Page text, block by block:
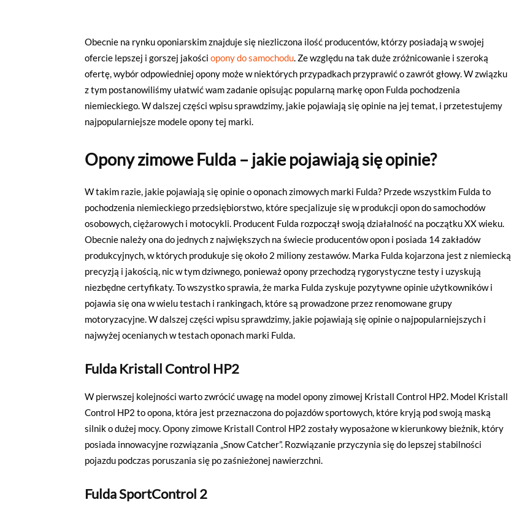
Obecnie na rynku oponiarskim znajduje się niezliczona ilość producentów, którzy posiadają w swojej
ofercie lepszej i gorszej jakości opony do samochodu. Ze względu na tak duże zróżnicowanie i szeroką
ofertę, wybór odpowiedniej opony może w niektórych przypadkach przyprawić o zawrót głowy. W związku
z tym postanowiliśmy ułatwić wam zadanie opisując popularną markę opon Fulda pochodzenia
niemieckiego. W dalszej części wpisu sprawdzimy, jakie pojawiają się opinie na jej temat, i przetestujemy
najpopularniejsze modele opony tej marki.
Opony zimowe Fulda – jakie pojawiają się opinie?
W takim razie, jakie pojawiają się opinie o oponach zimowych marki Fulda? Przede wszystkim Fulda to
pochodzenia niemieckiego przedsiębiorstwo, które specjalizuje się w produkcji opon do samochodów
osobowych, ciężarowych i motocykli. Producent Fulda rozpoczął swoją działalność na początku XX wieku.
Obecnie należy ona do jednych z największych na świecie producentów opon i posiada 14 zakładów
produkcyjnych, w których produkuje się około 2 miliony zestawów. Marka Fulda kojarzona jest z niemiecką
precyzją i jakością, nic w tym dziwnego, ponieważ opony przechodzą rygorystyczne testy i uzyskują
niezbędne certyfikaty. To wszystko sprawia, że marka Fulda zyskuje pozytywne opinie użytkowników i
pojawia się ona w wielu testach i rankingach, które są prowadzone przez renomowane grupy
motoryzacyjne. W dalszej części wpisu sprawdzimy, jakie pojawiają się opinie o najpopularniejszych i
najwyżej ocenianych w testach oponach marki Fulda.
Fulda Kristall Control HP2
W pierwszej kolejności warto zwrócić uwagę na model opony zimowej Kristall Control HP2. Model Kristall
Control HP2 to opona, która jest przeznaczona do pojazdów sportowych, które kryją pod swoją maską
silnik o dużej mocy. Opony zimowe Kristall Control HP2 zostały wyposażone w kierunkowy bieżnik, który
posiada innowacyjne rozwiązania „Snow Catcher”. Rozwiązanie przyczynia się do lepszej stabilności
pojazdu podczas poruszania się po zaśnieżonej nawierzchni.
Fulda SportControl 2